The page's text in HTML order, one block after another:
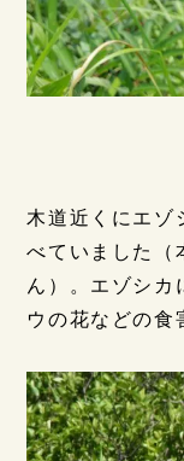
木道近くにエゾ
べていました（
ん）。エゾシカ
ウの花などの食